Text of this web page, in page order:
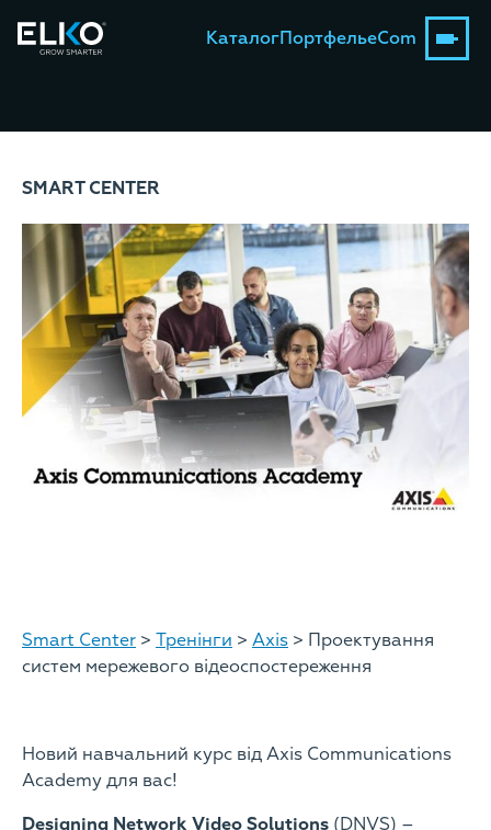
КаталогПортфельeCom
SMART CENTER
Smart Center > Тренінги > Axis > Проектування
систем мережевого відеоспостереження
Новий навчальний курс від Axis Communications
Academy для вас!
Designing Network Video Solutions (DNVS) –